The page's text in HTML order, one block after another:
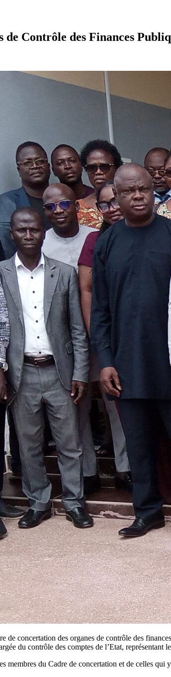
Contrôle des Finances
concertation des organes de contrôle des
du contrôle des comptes de l’Etat, représentant
membres du Cadre de concertation et de celles